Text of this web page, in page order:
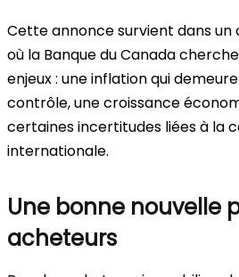
Cette annonce survient dans
où la Banque du Canada
enjeux : une inflation qui
contrôle, une croissance
certaines incertitudes liées à la
internationale.
Une bonne nouvelle
acheteurs